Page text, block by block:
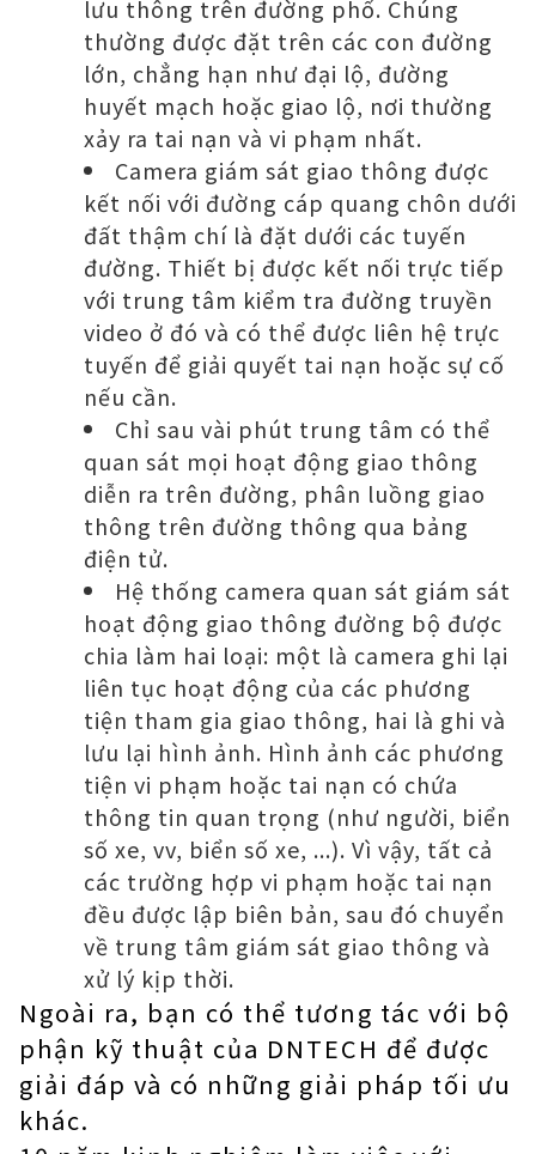
lưu thông trên đường phố. Chúng
thường được đặt trên các con đường
lớn, chẳng hạn như đại lộ, đường
huyết mạch hoặc giao lộ, nơi thường
xảy ra tai nạn và vi phạm nhất.
Camera giám sát giao thông được
kết nối với đường cáp quang chôn dưới
đất thậm chí là đặt dưới các tuyến
đường. Thiết bị được kết nối trực tiếp
với trung tâm kiểm tra đường truyền
video ở đó và có thể được liên hệ trực
tuyến để giải quyết tai nạn hoặc sự cố
nếu cần.
Chỉ sau vài phút trung tâm có thể
quan sát mọi hoạt động giao thông
diễn ra trên đường, phân luồng giao
thông trên đường thông qua bảng
điện tử.
Hệ thống camera quan sát giám sát
hoạt động giao thông đường bộ được
chia làm hai loại: một là camera ghi lại
liên tục hoạt động của các phương
tiện tham gia giao thông, hai là ghi và
lưu lại hình ảnh. Hình ảnh các phương
tiện vi phạm hoặc tai nạn có chứa
thông tin quan trọng (như người, biển
số xe, vv, biển số xe, ...). Vì vậy, tất cả
các trường hợp vi phạm hoặc tai nạn
đều được lập biên bản, sau đó chuyển
về trung tâm giám sát giao thông và
xử lý kịp thời.
Ngoài ra, bạn có thể tương tác với bộ
phận kỹ thuật của DNTECH để được
giải đáp và có những giải pháp tối ưu
khác.